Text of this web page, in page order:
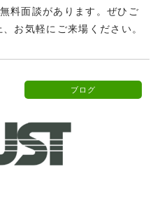
料面談があります。ぜひご
お気軽にご来場ください。
ブログ